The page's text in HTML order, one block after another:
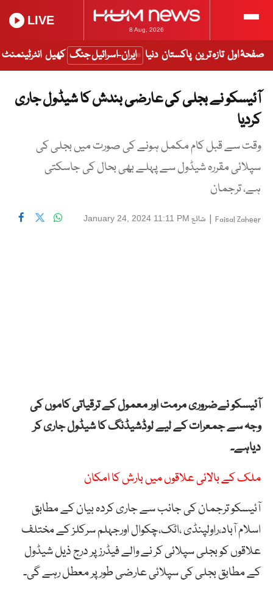
8 Aug, 2026
LIVE
صفحۂ اول تازہ ترین پاکستان دنیا ایران-اسرائیل جنگ کھیل انٹرٹینمنٹ
آئیسکو نے بجلی کی عارضی بندش کا شیڈول جاری
کردیا
وقت سے قبل کام مکمل ہونے کی صورت میں بجلی کی
سپلائی مقررہ شیڈول سے پہلے بھی بحال کی جاسکتی
ہے، ترجمان
Faisal Zaheer
| شائع January 24, 2024 11:11 PM
آئیسکو نےضروری مرمت اور معمول کے ترقیاتی کاموں کی
وجہ سے جمعرات کے لیے لوڈشیڈنگ کا شیڈول جاری کر
دیاہے۔
ملک کے بالائی علاقوں میں بارش کا امکان
آئیسکو ترجمان کی جانب سے جاری کردہ بیان کے مطابق
اسلام آباد،راولپنڈی ،اٹک،چکوال اورجہلم سرکلز کے مختلف
علاقوں کو بجلی سپلائی کر نے والے فیڈرز پر درج ذیل شیڈول
کے مطابق بجلی کی سپلائی عارضی طور پر معطل رہے گی۔